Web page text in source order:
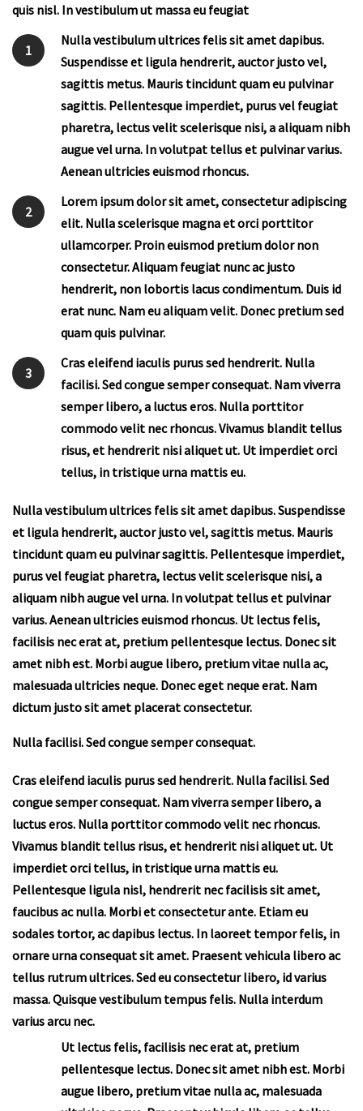
quis nisl. In vestibulum ut massa eu feugiat
1
Nulla vestibulum ultrices felis sit amet dapibus.
Suspendisse et ligula hendrerit, auctor justo vel,
sagittis metus. Mauris tincidunt quam eu pulvinar
sagittis. Pellentesque imperdiet, purus vel feugiat
pharetra, lectus velit scelerisque nisi, a aliquam nibh
augue vel urna. In volutpat tellus et pulvinar varius.
Aenean ultricies euismod rhoncus.
2
Lorem ipsum dolor sit amet, consectetur adipiscing
elit. Nulla scelerisque magna et orci porttitor
ullamcorper. Proin euismod pretium dolor non
consectetur. Aliquam feugiat nunc ac justo
hendrerit, non lobortis lacus condimentum. Duis id
erat nunc. Nam eu aliquam velit. Donec pretium sed
quam quis pulvinar.
3
Cras eleifend iaculis purus sed hendrerit. Nulla
facilisi. Sed congue semper consequat. Nam viverra
semper libero, a luctus eros. Nulla porttitor
commodo velit nec rhoncus. Vivamus blandit tellus
risus, et hendrerit nisi aliquet ut. Ut imperdiet orci
tellus, in tristique urna mattis eu.
Nulla vestibulum ultrices felis sit amet dapibus. Suspendisse
et ligula hendrerit, auctor justo vel, sagittis metus. Mauris
tincidunt quam eu pulvinar sagittis. Pellentesque imperdiet,
purus vel feugiat pharetra, lectus velit scelerisque nisi, a
aliquam nibh augue vel urna. In volutpat tellus et pulvinar
varius. Aenean ultricies euismod rhoncus. Ut lectus felis,
facilisis nec erat at, pretium pellentesque lectus. Donec sit
amet nibh est. Morbi augue libero, pretium vitae nulla ac,
malesuada ultricies neque. Donec eget neque erat. Nam
dictum justo sit amet placerat consectetur.
Nulla facilisi. Sed congue semper consequat.
Cras eleifend iaculis purus sed hendrerit. Nulla facilisi. Sed
congue semper consequat. Nam viverra semper libero, a
luctus eros. Nulla porttitor commodo velit nec rhoncus.
Vivamus blandit tellus risus, et hendrerit nisi aliquet ut. Ut
imperdiet orci tellus, in tristique urna mattis eu.
Pellentesque ligula nisl, hendrerit nec facilisis sit amet,
faucibus ac nulla. Morbi et consectetur ante. Etiam eu
sodales tortor, ac dapibus lectus. In laoreet tempor felis, in
ornare urna consequat sit amet. Praesent vehicula libero ac
tellus rutrum ultrices. Sed eu consectetur libero, id varius
massa. Quisque vestibulum tempus felis. Nulla interdum
varius arcu nec.
Ut lectus felis, facilisis nec erat at, pretium
pellentesque lectus. Donec sit amet nibh est. Morbi
augue libero, pretium vitae nulla ac, malesuada